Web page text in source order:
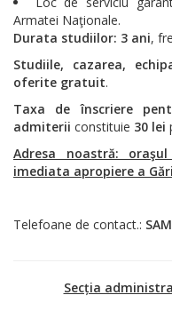
Armatei Naţionale.
Durata studiilor: 3 ani,
Studiile, cazarea,
oferite gratuit.
Taxa de înscriere
admiterii constituie 30 lei
Adresa noastră:
imediata apropiere a
Telefoane de contact.:
Secția